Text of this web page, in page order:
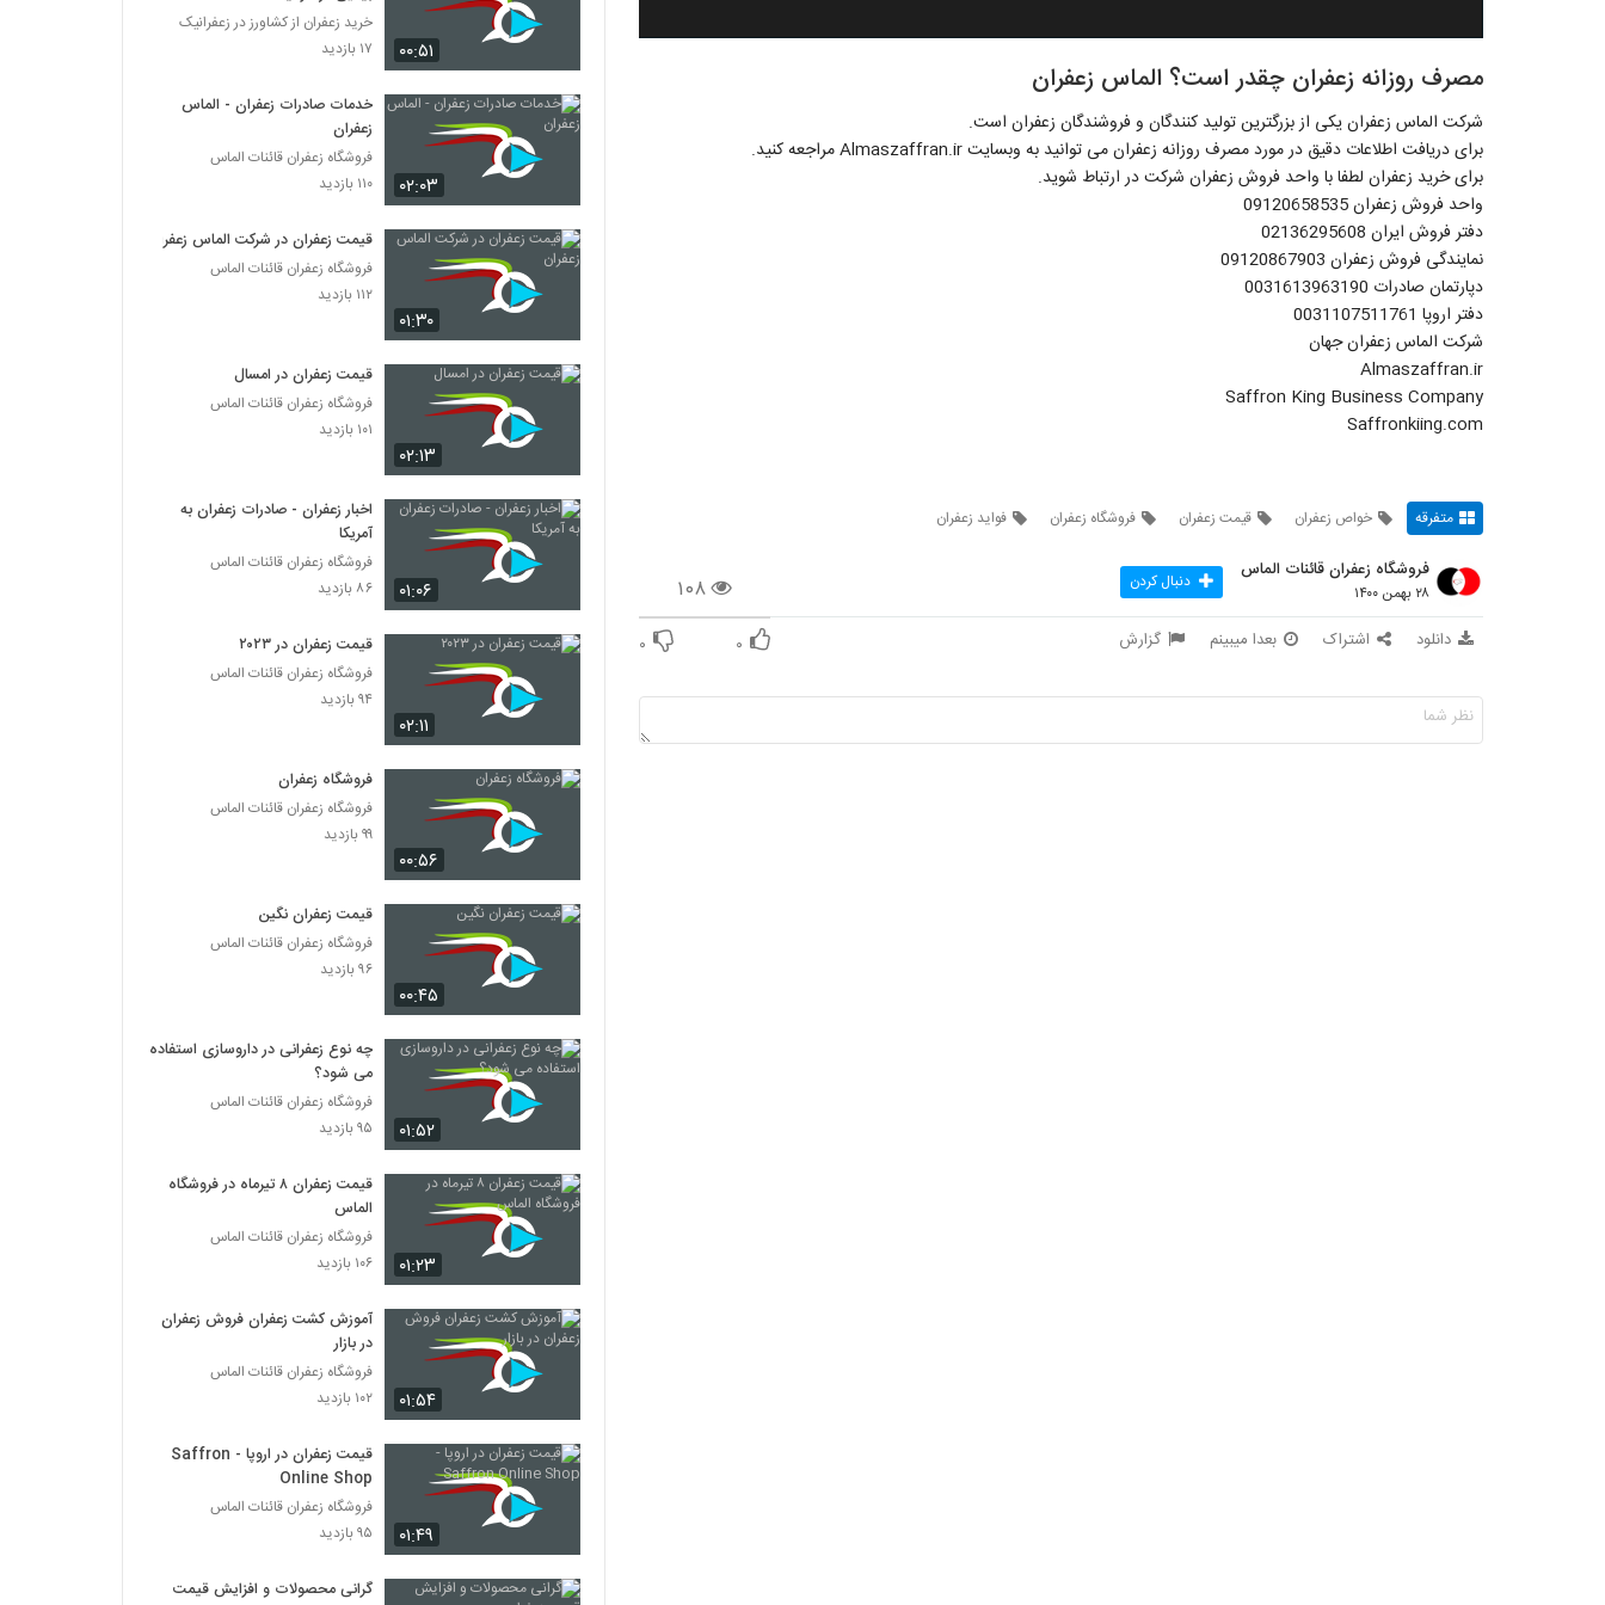
مصرف روزانه زعفران چقدر است؟ الماس زعفران
شرکت الماس زعفران یکی از بزرگترین تولید کنندگان و فروشندگان زعفران است.
برای دریافت اطلاعات دقیق در مورد مصرف روزانه زعفران می توانید به وبسایت Almaszaffran.ir مراجعه کنید.
برای خرید زعفران لطفا با واحد فروش زعفران شرکت در ارتباط شوید.
واحد فروش زعفران 09120658535
دفتر فروش ایران 02136295608
نمایندگی فروش زعفران 09120867903
دپارتمان صادرات 0031613963190
دفتر اروپا 0031107511761
شرکت الماس زعفران جهان
Almaszaffran.ir
Saffron King Business Company
Saffronkiing.com
متفرقه خواص زعفران قیمت زعفران فروشگاه زعفران فواید زعفران
۱۰۸
فروشگاه زعفران قائنات الماس
۲۸ بهمن ۱۴۰۰ دنبال کردن
دانلود اشتراک بعدا میبینم گزارش ۰ ۰
۰۰:۵۱
خرید زعفران از کشاورز در زعفرانیک
۱۷ بازدید
۰۲:۰۳
خدمات صادرات زعفران - الماس
زعفران
فروشگاه زعفران قائنات الماس
۱۱۰ بازدید
۰۱:۳۰
قیمت زعفران در شرکت الماس زعفران
فروشگاه زعفران قائنات الماس
۱۱۲ بازدید
۰۲:۱۳
قیمت زعفران در امسال
فروشگاه زعفران قائنات الماس
۱۰۱ بازدید
۰۱:۰۶
اخبار زعفران - صادرات زعفران به
آمریکا
فروشگاه زعفران قائنات الماس
۸۶ بازدید
۰۲:۱۱
قیمت زعفران در ۲۰۲۳
فروشگاه زعفران قائنات الماس
۹۴ بازدید
۰۰:۵۶
فروشگاه زعفران
فروشگاه زعفران قائنات الماس
۹۹ بازدید
۰۰:۴۵
قیمت زعفران نگین
فروشگاه زعفران قائنات الماس
۹۶ بازدید
۰۱:۵۲
چه نوع زعفرانی در داروسازی استفاده
می شود؟
فروشگاه زعفران قائنات الماس
۹۵ بازدید
۰۱:۲۳
قیمت زعفران ۸ تیرماه در فروشگاه
الماس
فروشگاه زعفران قائنات الماس
۱۰۶ بازدید
۰۱:۵۴
آموزش کشت زعفران فروش زعفران
در بازار
فروشگاه زعفران قائنات الماس
۱۰۲ بازدید
۰۱:۴۹
قیمت زعفران در اروپا - Saffron
Online Shop
فروشگاه زعفران قائنات الماس
۹۵ بازدید
گرانی محصولات و افزایش قیمت